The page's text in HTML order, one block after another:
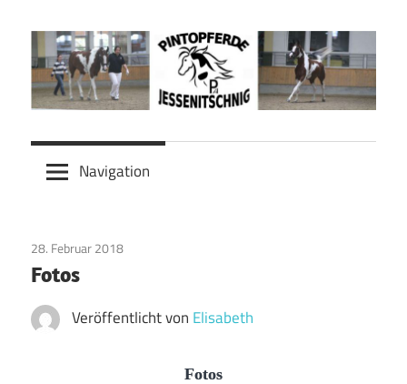
Inhalt
springen
Pinto
Pferde
Pinto
Pferde
Jessenitschnig
Navigation
28. Februar 2018
Fotos
Veröffentlicht von Elisabeth
Fotos